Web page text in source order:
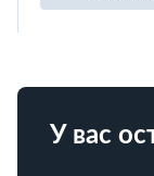
У вас